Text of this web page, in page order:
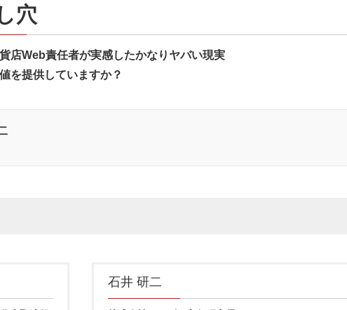
穴
店Web責任者が実感したかなりヤバい現実
を提供していますか？
石井 研二